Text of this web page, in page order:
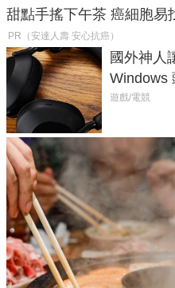
甜點手搖下午茶 癌細胞易
PR（安達人壽 安心抗癌）
國外神人
Windows
飛行超有感
遊戲/電競